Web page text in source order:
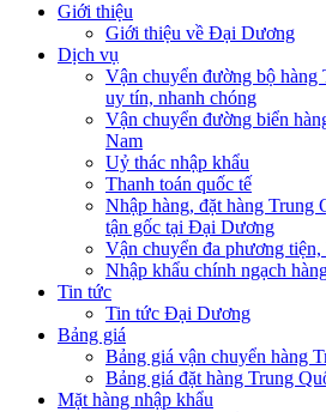
Giới thiệu
Giới thiệu về Đại Dương
Dịch vụ
Vận chuyển đường bộ
uy tín, nhanh chóng
Vận chuyển đường biển
Nam
Uỷ thác nhập khẩu
Thanh toán quốc tế
Nhập hàng, đặt hàng Trung
tận gốc tại Đại Dương
Vận chuyển đa phương
Nhập khẩu chính ngạch
Tin tức
Tin tức Đại Dương
Bảng giá
Bảng giá vận chuyển hàng
Bảng giá đặt hàng Trung
Mặt hàng nhập khẩu